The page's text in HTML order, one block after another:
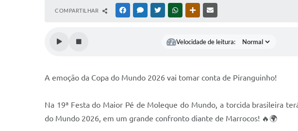
COMPARTILHAR FACEBOOKMESSENGER
TWITTERWHATSAPPOUTRAS MÍDIAS
Velocidade de leitura:
A emoção da Copa do Mundo 2026 vai tomar conta de Piranguinho!
Na 19ª Festa do Maior Pé de Moleque do Mundo, a torcida brasileira
do Mundo 2026, em um grande confronto diante de Marrocos! 🔥🌍